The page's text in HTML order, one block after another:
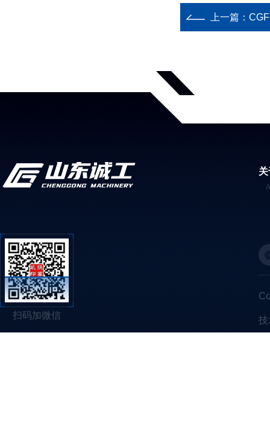
上一篇：
扫码加微信 技